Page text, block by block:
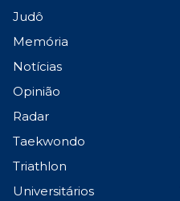
Judô
Memória
Notícias
Opinião
Radar
Taekwondo
Triathlon
Universitários